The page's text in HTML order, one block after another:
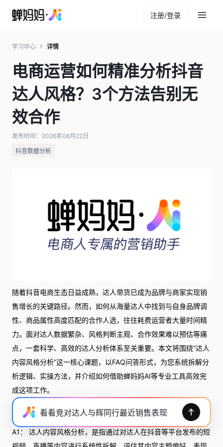
注册/登录
学习中心 详情
电商运营如何精准分析抖音
达人风格？3个方法告别无
效合作
发布时间：2026年06月22日
抖音数据分析
随着抖音电商生态日益成熟，达人带货已成为品牌与商家实现销
售增长的关键路径。然而，如何从海量达人中找到与自身品牌调
性、商品属性高度匹配的合作人选，往往耗费运营者大量时间精
力。面对达人数据繁杂、风格判断主观、合作效果难以预估等痛
点，一套科学、高效的达人分析体系至关重要。本文将围绕“达人
内容风格分析”这一核心课题，以FAQ问答形式，为您系统拆解分
析逻辑、实操方法，并介绍如何借助蝉妈妈AI等专业工具高效完
成这项工作。
Q1：什么是达人内容风格分析？为什么它对抖音电商运营如此重
要？
A1： 达人内容风格分析，是指通过对达人在抖音等平台发布的短
看看竞对达人与辉同行最近销售表现